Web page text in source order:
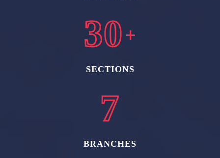
40 +
SECTIONS
10
BRANCHES